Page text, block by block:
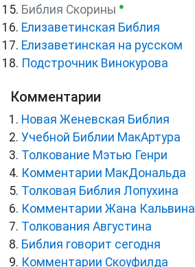
Библия Скорины ●
Елизаветинская Библия
Елизаветинская на русском
Подстрочник Винокурова
Комментарии
Новая Женевская Библия
Учебной Библии МакАртура
Толкование Мэтью Генри
Комментарии МакДональда
Толковая Библия Лопухина
Комментарии Жана Кальвина
Толкования Августина
Библия говорит сегодня
Комментарии Скоуфилда